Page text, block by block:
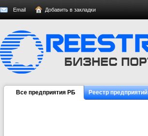
Email Добавить в закладки
Все предприятия РБ Реестр предприятий